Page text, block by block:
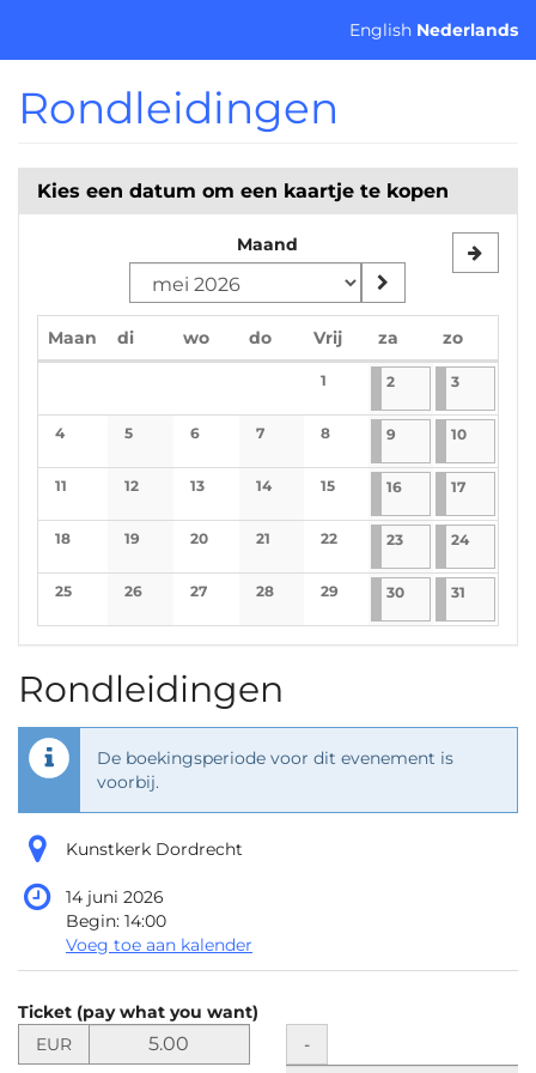
English Nederlands
Rondleidingen
Kies een datum om een kaartje te kopen
Maand
Maan maandag
didinsdag
wowoensdag
dodonderdag
Vrijvrijdag
za zaterdag
zozondag
1
No events
22-5-2026
1 evenement
33-5-2026
1
4
No events
5
No events
6
No events
7
No events
8
No events
9 9-5-2026
1 evenement
1010-5-2026
1
11
No events
12
No events
13
No events
14
No events
15
No events
1616-5-2026
1 evenement
1717-5-2026
1
18
No events
19
No events
20
No events
21
No events
22
No events
2323-5-2026
1 evenement
2424-5-
1
25
No events
26
No events
27
No events
28
No events
29
No events
3030-5-2026
1 evenement
31
Rondleidingen
De boekingsperiode voor dit evenement is
voorbij.
Kunstkerk Dordrecht
14 juni 2026
Begin: 14:00
Voeg toe aan kalender
Niet-
Ticket (pay what you want)
Stel
de
EUR Hoeveelheid
-